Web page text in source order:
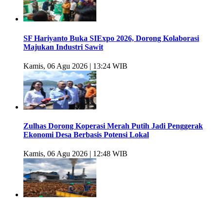
SF Hariyanto Buka SIExpo 2026, Dorong Kolaborasi
Majukan Industri Sawit
Kamis, 06 Agu 2026 | 13:24 WIB
Zulhas Dorong Koperasi Merah Putih Jadi Penggerak
Ekonomi Desa Berbasis Potensi Lokal
Kamis, 06 Agu 2026 | 12:48 WIB